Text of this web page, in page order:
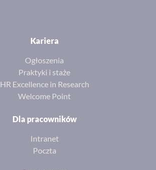
Kariera
Ogłoszenia
Praktyki i staże
HR Excellence in Research
Welcome Point
Dla pracowników
Intranet
Poczta